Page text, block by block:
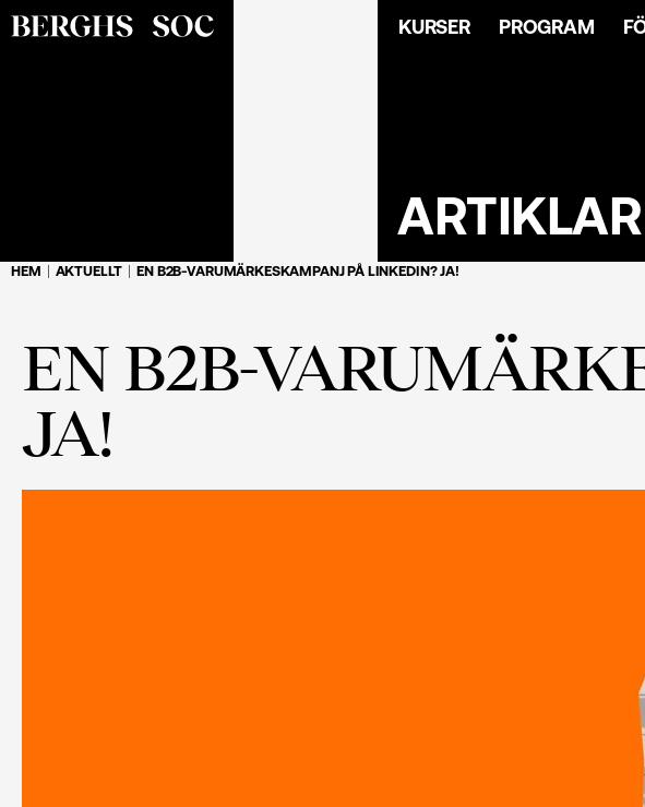
KURSER PROGRAM
ARTIKLAR
HEM AKTUELLT EN B2B-VARUMÄRKESKAMPANJ PÅ LINKEDIN? JA!
EN B2B-
JA!